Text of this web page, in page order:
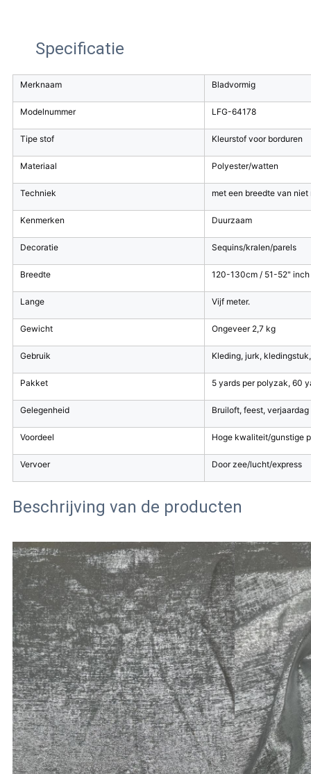
Specificatie
Merknaam Bladvormig
Modelnummer LFG-64178
Tipe stof Kleurstof voor borduren
Materiaal Polyester/watten
Techniek met een breedte van niet
Kenmerken Duurzaam
Decoratie Sequins/kralen/parels
Breedte 120-130cm / 51-52" inch
Lange Vijf meter.
Gewicht Ongeveer 2,7 kg
Gebruik Kleding, jurk,
Pakket 5 yards per polyzak, 60
Gelegenheid Bruiloft, feest, verjaardag
Voordeel Hoge kwaliteit/gunstige
Vervoer Door zee/lucht/express
Beschrijving van de producten